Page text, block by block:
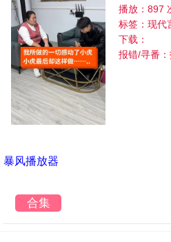
播放：897
标签：现代
下载：
报错/寻番：
暴风播放器
合集